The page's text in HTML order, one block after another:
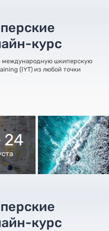
курс
международную шкиперскую
(IYT) из любой точки
24
курс